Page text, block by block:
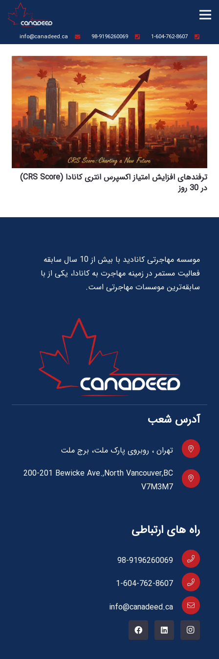
1-604-762-8607
98-9196260069
info@canadeed.ca
ترفندهای افزایش امتیاز اکسپرس انتری کانادا (CRS Score)
در 30 روز
موسسه مهاجرتی کانادید با بیش از 10 سال سابقه
فعالیت مستمر در زمینه مهاجرت به کانادا، یکی از با
سابقه‌ترین موسسات مهاجرتی است.
آدرس شعب
تهران ، روبروی پارک ملت، برج ملت
200-201 Bewicke Ave.,North Vancouver,BC
V7M3M7
راه های ارتباطی
98-9196260069
1-604-762-8607
info@canadeed.ca